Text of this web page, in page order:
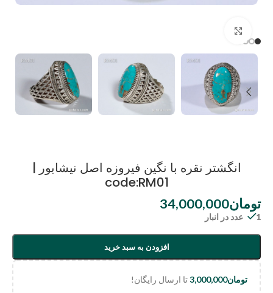
انگشتر نقره با نگین فیروزه اصل نیشابور |
code:RM01
تومان34,000,000
1 عدد در انبار
افزودن به سبد خرید
تومان3,000,000تا ارسال رایگان!